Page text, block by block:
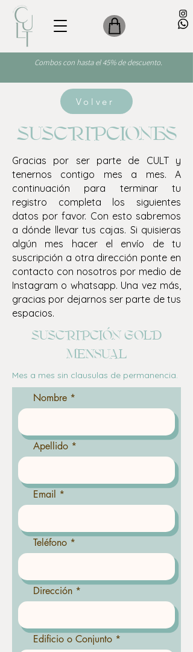
Combos con hasta el 45% de descuento.
Volver
SUSCRIPCIONES
Gracias por ser parte de CULT y
tenernos contigo mes a mes. A
continuación para terminar tu
registro completa los siguientes
datos por favor. Con esto sabremos
a dónde llevar tus cajas. Si quisieras
algún mes hacer el envío de tu
suscripción a otra dirección ponte en
contacto con nosotros por medio de
Instagram o whatsapp. Una vez más,
gracias por dejarnos ser parte de tus
espacios.
SUSCRIPCIóN GOLD
mensual
Mes a mes sin clausulas de permanencia.
Nombre
Apellido
Email
Teléfono
Dirección
Edificio o Conjunto